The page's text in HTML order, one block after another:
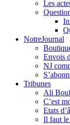
Les
NotreJournal
Envois
NJ
Tribunes
Ali
C’est
Etats
Il faut